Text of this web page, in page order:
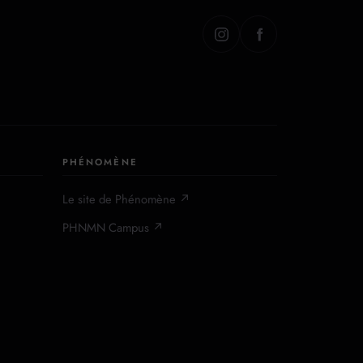
PHÉNOMÈNE
Le site de Phénomène ↗
PHNMN Campus ↗